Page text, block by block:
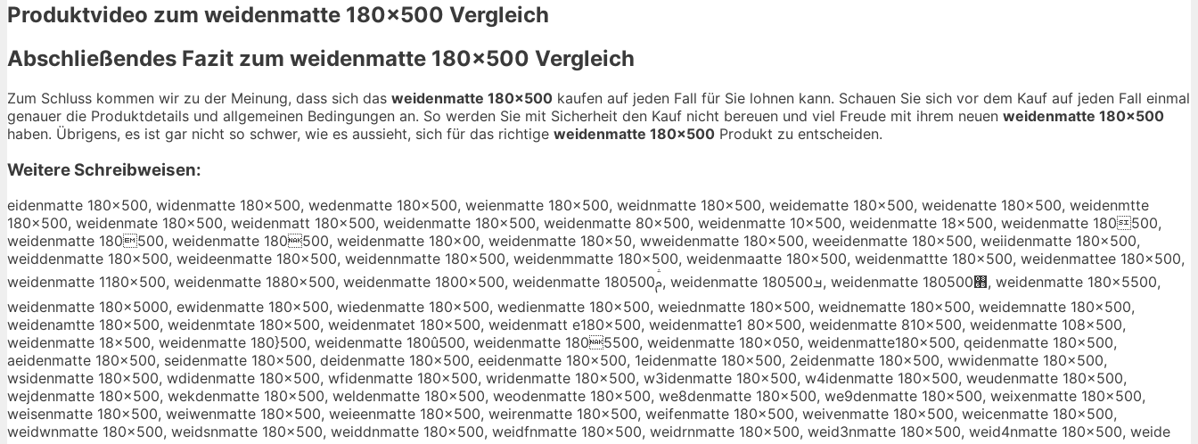
Produktvideo zum weidenmatte 180×500 Vergleich
Abschließendes Fazit zum weidenmatte 180×500 Vergleich
Zum Schluss kommen wir zu der Meinung, dass sich das weidenmatte 180×500 kaufen auf jeden Fall für Sie lohnen kann. Schauen Sie sich vor dem Kauf auf jeden Fall einmal
genauer die Produktdetails und allgemeinen Bedingungen an. So werden Sie mit Sicherheit den Kauf nicht bereuen und viel Freude mit ihrem neuen weidenmatte 180×500
haben. Übrigens, es ist gar nicht so schwer, wie es aussieht, sich für das richtige weidenmatte 180×500 Produkt zu entscheiden.
Weitere Schreibweisen:
eidenmatte 180×500, widenmatte 180×500, wedenmatte 180×500, weienmatte 180×500, weidnmatte 180×500, weidematte 180×500, weidenatte 180×500, weidenmtte
180×500, weidenmate 180×500, weidenmatt 180×500, weidenmatte 180×500, weidenmatte 80×500, weidenmatte 10×500, weidenmatte 18×500, weidenmatte 180500,
weidenmatte 180500, weidenmatte 180500, weidenmatte 180×00, weidenmatte 180×50, wweidenmatte 180×500, weeidenmatte 180×500, weiidenmatte 180×500,
weiddenmatte 180×500, weideenmatte 180×500, weidennmatte 180×500, weidenmmatte 180×500, weidenmaatte 180×500, weidenmattte 180×500, weidenmattee 180×500,
weidenmatte 1180×500, weidenmatte 1880×500, weidenmatte 1800×500, weidenmatte 180ࢧ500, weidenmatte 180ࡃ500, weidenmatte 180࡫500, weidenmatte 180×5500,
weidenmatte 180×5000, ewidenmatte 180×500, wiedenmatte 180×500, wedienmatte 180×500, weiednmatte 180×500, weidnematte 180×500, weidemnatte 180×500,
weidenamtte 180×500, weidenmtate 180×500, weidenmatet 180×500, weidenmatt e180×500, weidenmatte1 80×500, weidenmatte 810×500, weidenmatte 108×500,
weidenmatte 18×500, weidenmatte 180}500, weidenmatte 180û500, weidenmatte 1805500, weidenmatte 180×050, weidenmatte180×500, qeidenmatte 180×500,
aeidenmatte 180×500, seidenmatte 180×500, deidenmatte 180×500, eeidenmatte 180×500, 1eidenmatte 180×500, 2eidenmatte 180×500, wwidenmatte 180×500,
wsidenmatte 180×500, wdidenmatte 180×500, wfidenmatte 180×500, wridenmatte 180×500, w3idenmatte 180×500, w4idenmatte 180×500, weudenmatte 180×500,
wejdenmatte 180×500, wekdenmatte 180×500, weldenmatte 180×500, weodenmatte 180×500, we8denmatte 180×500, we9denmatte 180×500, weixenmatte 180×500,
weisenmatte 180×500, weiwenmatte 180×500, weieenmatte 180×500, weirenmatte 180×500, weifenmatte 180×500, weivenmatte 180×500, weicenmatte 180×500,
weidwnmatte 180×500, weidsnmatte 180×500, weiddnmatte 180×500, weidfnmatte 180×500, weidrnmatte 180×500, weid3nmatte 180×500, weid4nmatte 180×500, weide